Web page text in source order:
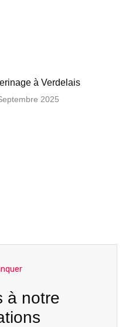
à Verdelais
2025
à notre